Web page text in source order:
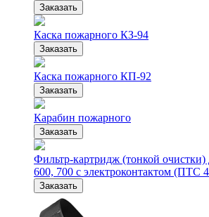
Заказать
Каска пожарного КЗ-94
Заказать
Каска пожарного КП-92
Заказать
Карабин пожарного
Заказать
Фильтр-картридж (тонкой
600, 700 с электроконтактом (ПТС
Заказать